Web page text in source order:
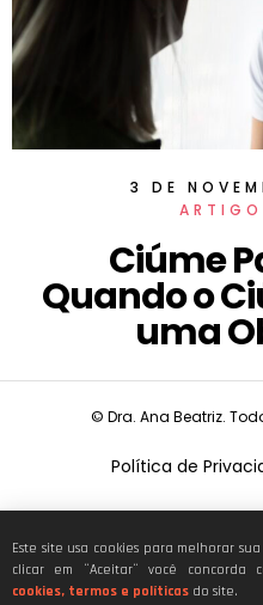
3 DE
Ciúme
Quando o
uma
© Dra. Ana Beatriz.
Política de
CNPJ:
Este site usa cookies para melhorar
clicar em ¨Aceitar¨ você concorda
cookies, termos e políticas do site.